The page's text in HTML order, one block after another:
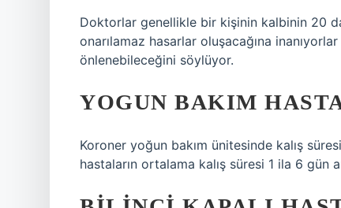
Doktorlar genellikle bir kişinin kalbinin 20
onarılamaz hasarlar oluşacağına
önlenebileceğini söylüyor.
YOGUN BAKIM
Koroner yoğun bakım ünitesinde kalış
hastaların ortalama kalış süresi 1 ila 6 gün